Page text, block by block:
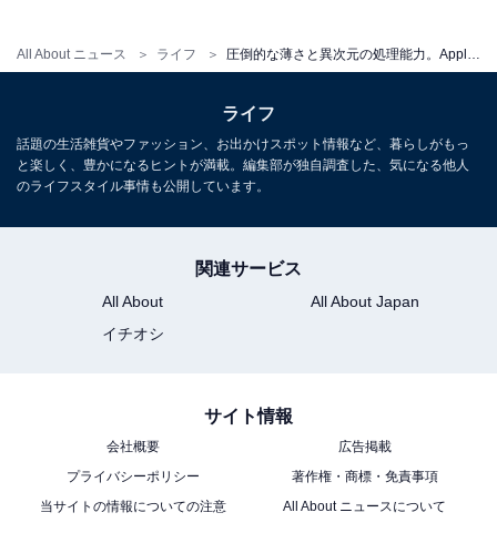
All About ニュース ライフ
Apple 13インチiPad Pro（M5）：Ultra Retina XDR ディ
ラ、LiDAR スキャナ、Apple N1によるWi-Fi 7、Face
ID、一日中使えるバッテリー - スペースブラック
Amazonで見る
ライフ
話題の生活雑貨やファッション、お出かけスポット情報など、暮らしがもっ
と楽しく、豊かになるヒントが満載。編集部が独自調査した、気になる他人
のライフスタイル事情も公開しています。
関連サービス
All About
All About Japan
イチオシ
サイト情報
会社概要
広告掲載
プライバシーポリシー
著作権・商標・免責事項
当サイトの情報についての注意
All About ニュースについて